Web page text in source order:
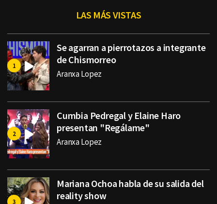
LAS MÁS VISTAS
Se agarran a pierrotazos a integrante
de Chismorreo
Aranxa Lopez
Cumbia Pedregal y Elaine Haro
presentan "Regálame"
Aranxa Lopez
Mariana Ochoa habla de su salida del
reality show